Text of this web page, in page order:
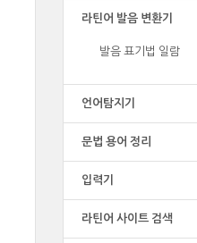
라틴어 발음 변환기
발음 표기법 일람
언어탐지기
문법 용어 정리
입력기
라틴어 사이트 검색